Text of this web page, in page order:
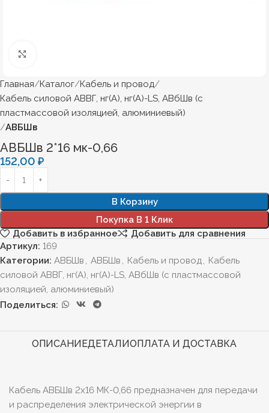
Главная Каталог Кабель и провод
Кабель силовой АВВГ, нг(А), нг(А)-LS, АВбШв (с
пластмассовой изоляцией, алюминиевый)
АВБШв
АВБШв 2*16 мк-0,66
152,00 ₽
В Корзину
Покупка В 1 Клик
Добавить в избранное
Добавить для сравнения
Артикул: 169
Категории: АВБШв , АВБШв , Кабель и провод, Кабель
силовой АВВГ, нг(А), нг(А)-LS, АВбШв (с пластмассовой
изоляцией, алюминиевый)
Поделиться:
ОПИСАНИЕДЕТАЛИОПЛАТА И ДОСТАВКА
Кабель АВБШв 2х16 МК-0,66 предназначен для передачи
и распределения электрической энергии в